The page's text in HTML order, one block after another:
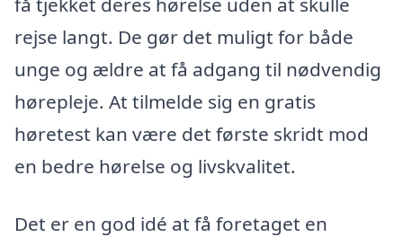
rejse langt. De gør det muligt for både
unge og ældre at få adgang til nødvendig
hørepleje. At tilmelde sig en gratis
høretest kan være det første skridt mod
en bedre hørelse og livskvalitet.
Det er en god idé at få foretaget en